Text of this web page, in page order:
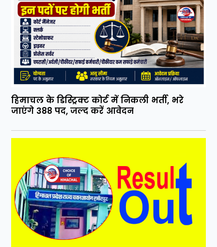
हिमाचल के डिस्ट्रिक्ट कोर्ट में निकली भर्ती, भरे
जाएंगे 388 पद, जल्द करें आवेदन